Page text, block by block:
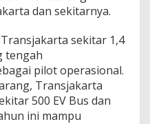
dan sekitarnya.
sekitar 1,4
tengah
pilot operasional.
Transjakarta
500 EV Bus dan
ini mampu